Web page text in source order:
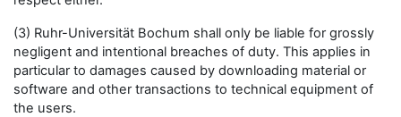
(3) Ruhr-Universität Bochum shall only be liable for grossly
negligent and intentional breaches of duty. This applies in
particular to damages caused by downloading material or
software and other transactions to technical equipment of
the users.